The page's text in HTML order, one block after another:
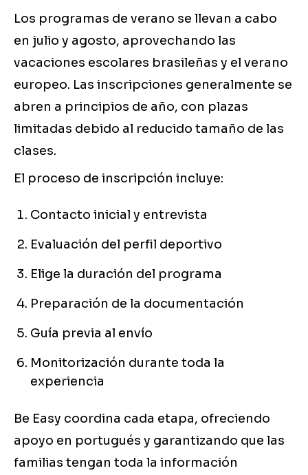
Los programas de verano se llevan a cabo
en julio y agosto, aprovechando las
vacaciones escolares brasileñas y el verano
europeo. Las inscripciones generalmente se
abren a principios de año, con plazas
limitadas debido al reducido tamaño de las
clases.
El proceso de inscripción incluye:
Contacto inicial y entrevista
Evaluación del perfil deportivo
Elige la duración del programa
Preparación de la documentación
Guía previa al envío
Monitorización durante toda la
experiencia
Be Easy coordina cada etapa, ofreciendo
apoyo en portugués y garantizando que las
familias tengan toda la información